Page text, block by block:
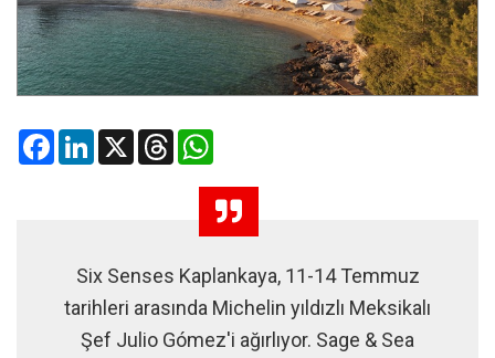
FacebookLinkedIn
X Threads
Six Senses Kaplankaya, 11-14 Temmuz
tarihleri arasında Michelin yıldızlı Meksikalı
Şef Julio Gómez'i ağırlıyor. Sage & Sea